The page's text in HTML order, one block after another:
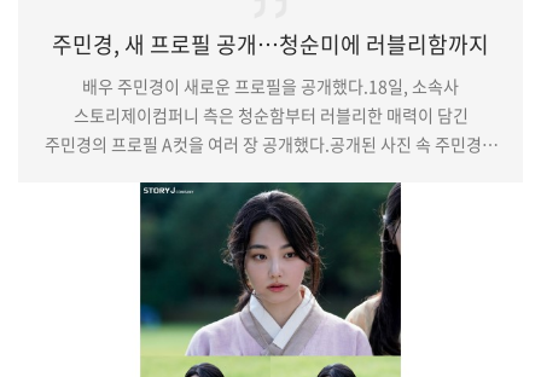
주민경, 새 프로필 공개…청순미에 러블리함까지
배우 주민경이 새로운 프로필을 공개했다.18일, 소속사
스토리제이컴퍼니 측은 청순함부터 러블리한 매력이 담긴
주민경의 프로필 A컷을 여러 장 공개했다.공개된 사진 속 주민경은
스타일로 소화해 부드러우면서도 세련된 분위기를 선보이고 있다.
이어 그는 하늘색 니트에 청바지를 매치, 싱그러운 미소로 청량미
넘치는 에너지를 발산하기도.이날 촬영에서 주민경은 매 컷마다
프로페셔널한 애티튜드로 현장 분위기를 주도했다. 그는 콘셉트에
맞는 표정과 포즈를 자유자재로 넘나들며 순식간에 …